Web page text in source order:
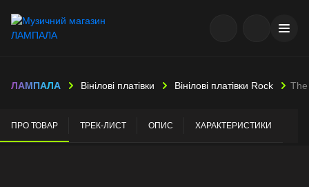
ЛАМПАЛА Вінілові платівки Вінілові платівки Rock
ПРО ТОВАР ТРЕК-ЛИСТ ОПИС ХАРАКТЕРИСТИКИ